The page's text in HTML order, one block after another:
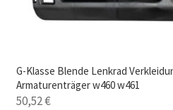
G-Klasse Blende Lenkrad
Armaturenträger w460 w461
50,52€